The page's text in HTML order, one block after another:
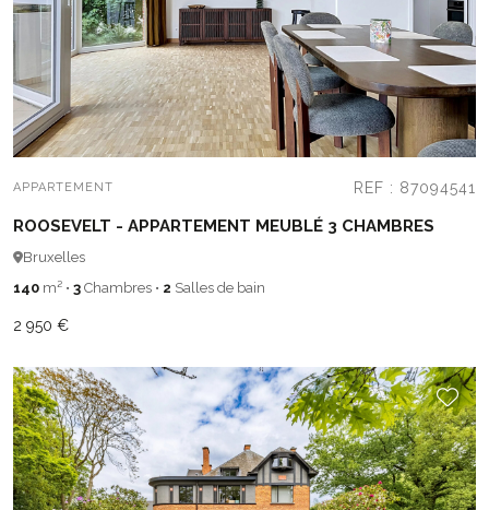
APPARTEMENT REF : 87094541
ROOSEVELT - APPARTEMENT MEUBLÉ 3 CHAMBRES
Bruxelles
140 m² • 3 Chambres • 2 Salles de bain
2 950 €